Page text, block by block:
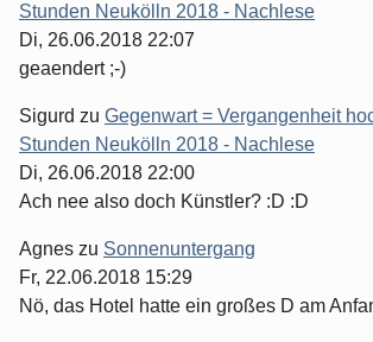
Stunden Neukölln 2018 - Nachlese
Di, 26.06.2018 22:07
geaendert ;-)
Sigurd zu Gegenwart = Vergangenheit
Stunden Neukölln 2018 - Nachlese
Di, 26.06.2018 22:00
Ach nee also doch Künstler? :D :D
Agnes zu Sonnenuntergang
Fr, 22.06.2018 15:29
Nö, das Hotel hatte ein großes D am